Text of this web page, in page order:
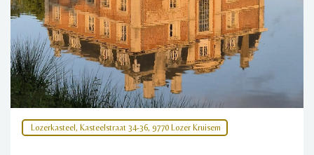
Lozerkasteel, Kasteelstraat 34-36, 9770 Lozer Kruisem